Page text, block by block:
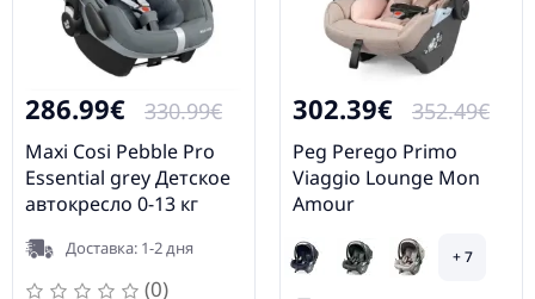
286.99€ 330.99€
Maxi Cosi Pebble Pro
Essential grey Детское
автокресло 0-13 кг
Доставка: 1-2 дня
(0)
302.39€ 352.49€
Peg Perego Primo
Viaggio Lounge Mon
Amour
Детское автокресло 0-
13 кг
+ 7